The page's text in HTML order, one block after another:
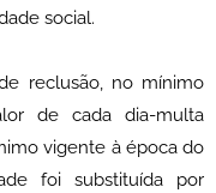
social.
reclusão, no mínimo
de cada dia-multa
vigente à época do
foi substituída por